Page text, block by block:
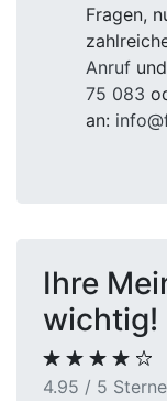
Fragen,
Anruf und
75 083
an:
Ihre
wichtig!
4.95 / 5